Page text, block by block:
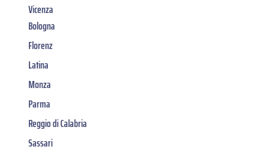
Vicenza
Bologna
Florenz
Latina
Monza
Parma
Reggio di Calabria
Sassari